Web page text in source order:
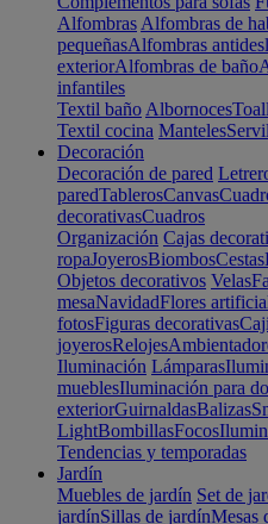
Alfombras Alfombras de
pequeñasAlfombras
exteriorAlfombras de baño
infantiles
Textil baño Albornoces
Textil cocina Manteles
Decoración
Decoración de pared
paredTablerosCanvas
decorativasCuadros
Organización Cajas
ropaJoyerosBiombosCestas
Objetos decorativos Velas
mesaNavidadFlores
fotosFiguras decorativas
joyerosRelojes
Iluminación Lámparas
mueblesIluminación para
exteriorGuirnaldasBalizas
LightBombillasFocos
Tendencias y temporadas
Jardín
Muebles de jardín Set de
jardínSillas de jardínMesas